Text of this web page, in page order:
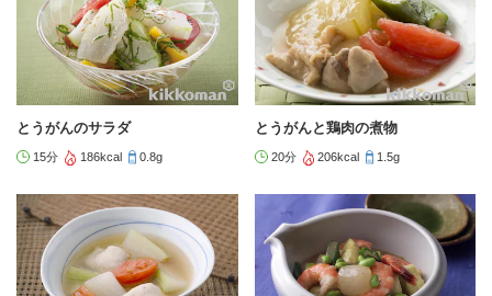
とうがんのサラダ
15分 186kcal 0.8g
とうがんと鶏肉の煮物
20分 206kcal 1.5g